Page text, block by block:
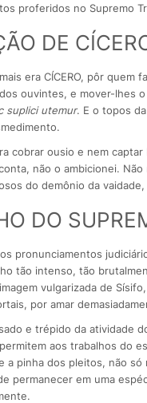
proferidos no Supremo
DE
era CÍCERO, pôr
ouvintes, e mover-lhes
suplici utemur. E o topos
cobrar ousio e nem
não o ambicionei.
do demônio da
DO
pronunciamentos
tão intenso, tão
vulgarizada de
por amar
e trépido da atividade
aos trabalhos do
a pinha dos pleitos, não
permanecer em uma